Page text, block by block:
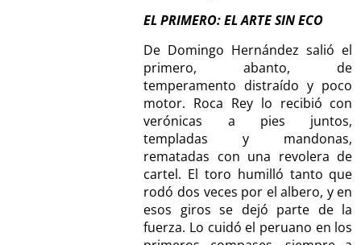
EL PRIMERO: EL ARTE SIN ECO
De Domingo Hernández salió el
primero, abanto, de
temperamento distraído y poco
motor. Roca Rey lo recibió con
verónicas a pies juntos,
templadas y mandonas,
rematadas con una revolera de
cartel. El toro humilló tanto que
rodó dos veces por el albero, y en
esos giros se dejó parte de la
fuerza. Lo cuidó el peruano en los